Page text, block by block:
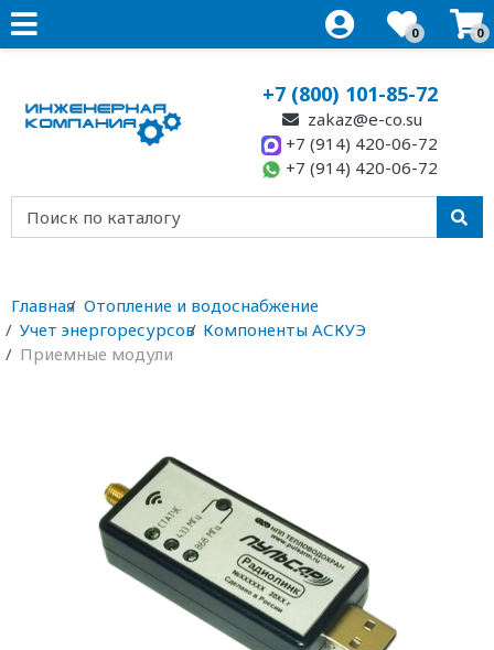
0 0
+7 (800) 101-85-72
zakaz@e-co.su
+7 (914) 420-06-72
+7 (914) 420-06-72
Главная Отопление и водоснабжение
Учет энергоресурсов Компоненты АСКУЭ
Приемные модули